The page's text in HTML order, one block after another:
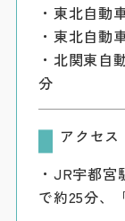
・東北自動
・東北自動
・北関東自
分
アクセス
・JR宇都
で約25分、